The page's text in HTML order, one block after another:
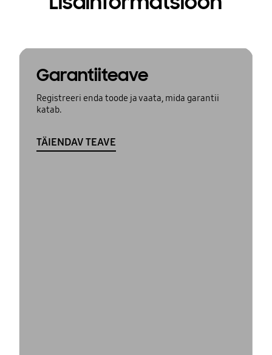
Garantiiteave
Registreeri enda toode ja vaata, mida garantii
katab.
TÄIENDAV TEAVE